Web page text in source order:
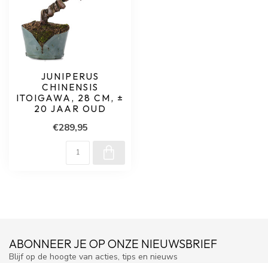
JUNIPERUS
CHINENSIS
ITOIGAWA, 28 CM, ±
20 JAAR OUD
€289,95
ABONNEER JE OP ONZE NIEUWSBRIEF
Blijf op de hoogte van acties, tips en nieuws